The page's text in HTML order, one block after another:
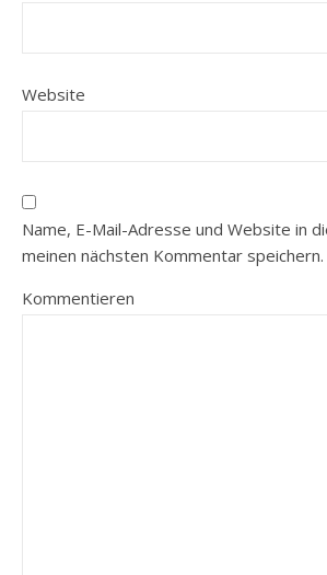
Website
Name, E-Mail-Adresse und Website in
meinen nächsten Kommentar speichern.
Kommentieren